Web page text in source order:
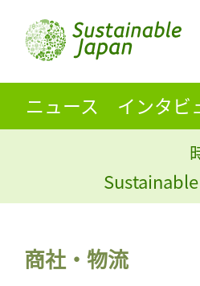
ニュース インタビ
商社・物流